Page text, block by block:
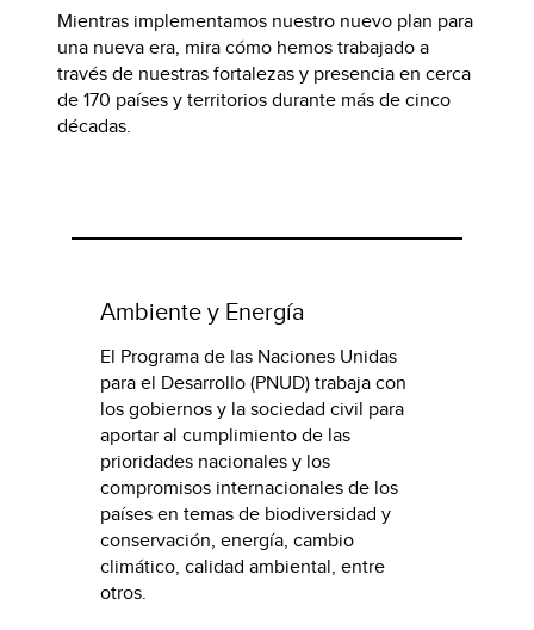
Mientras implementamos nuestro nuevo plan para
una nueva era, mira cómo hemos trabajado a
través de nuestras fortalezas y presencia en cerca
de 170 países y territorios durante más de cinco
décadas.
Ambiente y Energía
El Programa de las Naciones Unidas
para el Desarrollo (PNUD) trabaja con
los gobiernos y la sociedad civil para
aportar al cumplimiento de las
prioridades nacionales y los
compromisos internacionales de los
países en temas de biodiversidad y
conservación, energía, cambio
climático, calidad ambiental, entre
otros.